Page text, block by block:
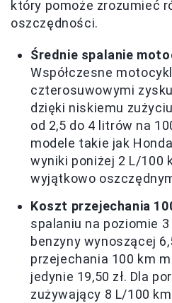
który pomoże zrozumieć
oszczędności.
Średnie spalanie
Współczesne
czterosuwowymi
dzięki niskiemu
od 2,5 do 4 litrów na
modele takie jak
wyniki poniżej 2 L/100
wyjątkowo
Koszt przejechania
spalaniu na poziomie
benzyny wynoszącej
przejechania 100 km
jedynie 19,50 zł. Dla
zużywający 8 L/100